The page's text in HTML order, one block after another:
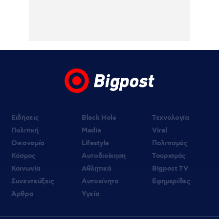
«Στον Εξώστη» με τους Αντώνη Αντζολέτο
και Γιάννη Καντέλη – Έρχεται στον ΣΚΑΪ
Ειδήσεις
Πολιτική
Οικονομία
Κόσμος
Κοινωνία
Συνεντεύξεις
Άρθρα
Black Hole
Media
Lifestyle
Αυτοδιοίκηση
Αθλητικά
Αυτοκίνητο
Υγεία
Τεχνολογία
Viral
Πολιτισμός
Τουρισμός
Bigpost TV
Εφημερίδες